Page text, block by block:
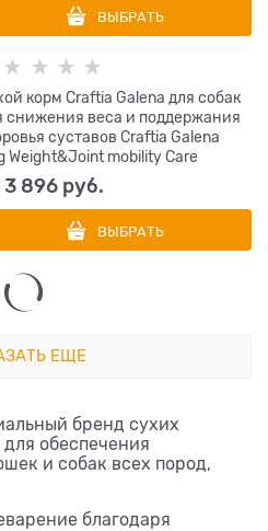
ВЫБРАТЬ
корм Craftia Galena для собак
снижения веса и поддержания
суставов Craftia Galena
Dog Weight&Joint mobility Care
3 896 руб.
ВЫБРАТЬ
ЕЩЕ
бренд сухих
обеспечения
и собак всех пород,
благодаря